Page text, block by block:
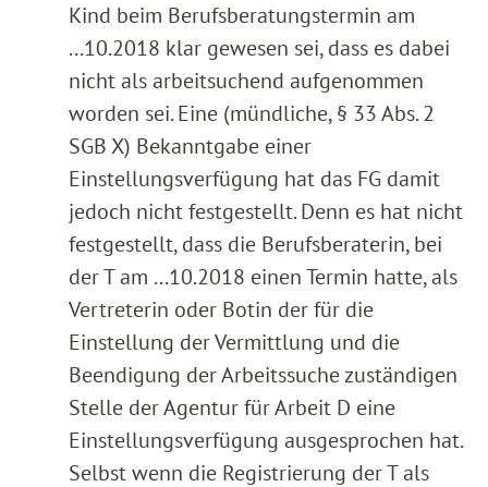
Kind beim Berufsberatungstermin am
...10.2018 klar gewesen sei, dass es dabei
nicht als arbeitsuchend aufgenommen
worden sei. Eine (mündliche, § 33 Abs. 2
SGB X) Bekanntgabe einer
Einstellungsverfügung hat das FG damit
jedoch nicht festgestellt. Denn es hat nicht
festgestellt, dass die Berufsberaterin, bei
der T am ...10.2018 einen Termin hatte, als
Vertreterin oder Botin der für die
Einstellung der Vermittlung und die
Beendigung der Arbeitssuche zuständigen
Stelle der Agentur für Arbeit D eine
Einstellungsverfügung ausgesprochen hat.
Selbst wenn die Registrierung der T als